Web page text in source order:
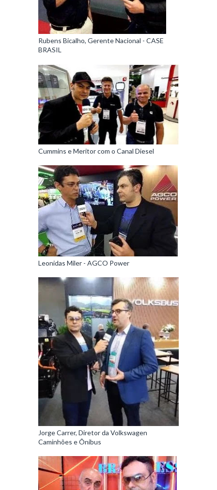
Rubens Bicalho, Gerente Nacional - CASE
BRASIL
Cummins e Meritor com o Canal Diesel
Leonidas Miler - AGCO Power
Jorge Carrer, Diretor da Volkswagen
Caminhões e Ônibus